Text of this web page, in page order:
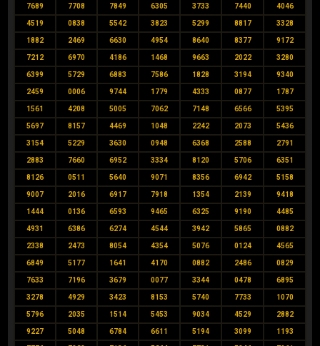
7689 7708 7849 6305 3733 7440 4046
4519 0838 5542 3823 5299 8817 3328
1882 2469 6630 4954 8640 8377 9172
7212 6970 4186 1468 9663 2022 3280
6399 5729 6883 7586 1828 3194 9340
2459 0006 9744 1779 4333 0877 1787
1561 4208 5005 7062 7148 6566 5395
5697 8157 4469 1048 2242 2073 5436
3154 5229 3630 0948 6368 2588 2791
2883 7660 6952 3334 8120 5706 6351
8126 0511 5640 9071 8356 6942 5158
9007 2016 6917 7918 1354 2139 9418
1444 0136 6593 9465 6325 9190 4485
4931 6386 6274 4544 3942 5865 0882
2338 2473 8054 4354 5076 0124 4565
6849 5177 1641 4170 0882 2486 0829
7633 7196 3679 0077 3344 0478 6895
3278 4929 3423 8153 5740 7733 1070
5796 2035 1514 5453 9034 4529 2882
9227 5048 6784 6611 5194 3099 1193